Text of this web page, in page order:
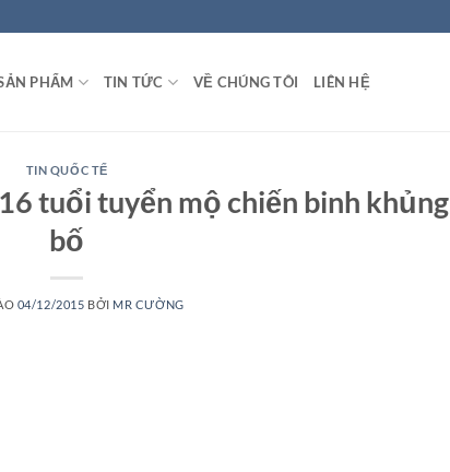
PHẨM TIN TỨC VỀ CHÚNG TÔI LIÊN HỆ
TIN QUỐC TẾ
tuổi tuyển mộ chiến binh khủng
bố
04/12/2015 BỞI MR CƯỜNG